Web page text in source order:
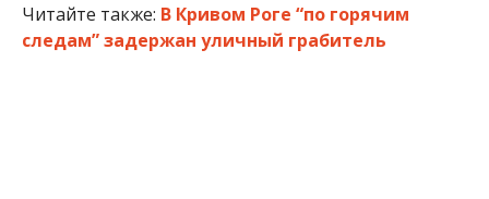
Читайте также: В Кривом Роге “по горячим
следам” задержан уличный грабитель